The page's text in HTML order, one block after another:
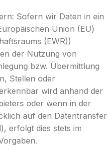
Sofern wir Daten in ein
Union (EU)
(EWR))
der Nutzung von
bzw. Übermittlung
Stellen oder
wird anhand der
oder wenn in der
auf den Datentransfer
erfolgt dies stets im